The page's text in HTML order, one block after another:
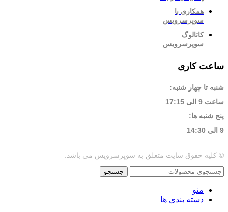
همکاری با
سوپرسرویس
کاتالوگ
سوپرسرویس
ساعت کاری
شنبه تا چهار شنبه:
ساعت 9 الی 17:15
پنج شنبه ها:
9 الی 14:30
© کلیه حقوق سایت متعلق به سوپرسرویس می باشد.
جستجو
منو
دسته بندی ها